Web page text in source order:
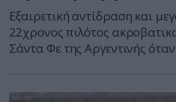
Εξαιρετική αντίδραση και
22χρονος πιλότος
Σάντα Φε της Αργεντινής
φιγούρα απώλειας στήριξης